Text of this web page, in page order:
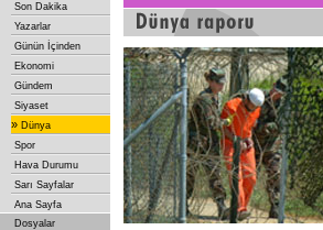
Son Dakika
Yazarlar
Günün İçinden
Ekonomi
Gündem
Siyaset
» Dünya
Spor
Hava Durumu
Sarı Sayfalar
Ana Sayfa
Dosyalar